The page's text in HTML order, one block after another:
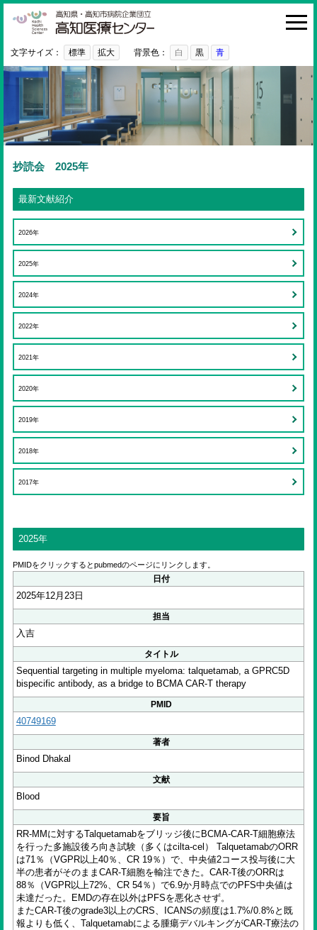
HOME
診療科・部門
外来
入院・お見舞い
病院紹介
医療関係者の方へ
利用ガイド
初めての方へ
採用情報
ご意見・ご要望
検索
文字サイズ： 標準 拡大 背景色： 白 黒 青
抄読会 2025年
最新文献紹介
2026年
2025年
2024年
2022年
2021年
2020年
2019年
2018年
2017年
2025年
PMIDをクリックするとpubmedのページにリンクします。
日付
2025年12月23日
担当
入吉
タイトル
Sequential targeting in multiple myeloma: talquetamab, a GPRC5D
bispecific antibody, as a bridge to BCMA CAR-T therapy
PMID
40749169
著者
Binod Dhakal
文献
Blood
要旨
RR-MMに対するTalquetamabをブリッジ後にBCMA-CAR-T細胞療法
を行った多施設後ろ向き試験（多くはcilta-cel） TalquetamabのORR
は71％（VGPR以上40％、CR 19％）で、中央値2コース投与後に大
半の患者がそのままCAR-T細胞を輸注できた。CAR-T後のORRは
88％（VGPR以上72%、CR 54％）で6.9か月時点でのPFS中央値は
未達だった。EMDの存在以外はPFSを悪化させず。
またCAR-T後のgrade3以上のCRS、ICANSの頻度は1.7%/0.8%と既
報よりも低く、Talquetamabによる腫瘍デバルキングがCAR-T療法の